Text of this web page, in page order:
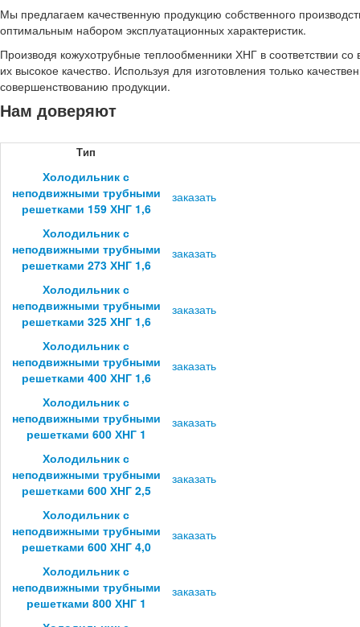
Мы предлагаем качественную продукцию собственного
оптимальным набором эксплуатационных характеристик.
Производя кожухотрубные теплообменники ХНГ в соответствии
их высокое качество. Используя для изготовления только
совершенствованию продукции.
Нам доверяют
Тип
Холодильник с
неподвижными трубными
решетками 159 ХНГ 1,6
заказать
Холодильник с
неподвижными трубными
решетками 273 ХНГ 1,6
заказать
Холодильник с
неподвижными трубными
решетками 325 ХНГ 1,6
заказать
Холодильник с
неподвижными трубными
решетками 400 ХНГ 1,6
заказать
Холодильник с
неподвижными трубными
решетками 600 ХНГ 1
заказать
Холодильник с
неподвижными трубными
решетками 600 ХНГ 2,5
заказать
Холодильник с
неподвижными трубными
решетками 600 ХНГ 4,0
заказать
Холодильник с
неподвижными трубными
решетками 800 ХНГ 1
заказать